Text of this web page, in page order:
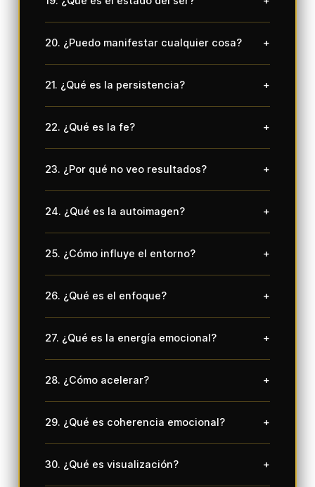
20. ¿Puedo manifestar cualquier cosa? +
21. ¿Qué es la persistencia? +
22. ¿Qué es la fe? +
23. ¿Por qué no veo resultados? +
24. ¿Qué es la autoimagen? +
25. ¿Cómo influye el entorno? +
26. ¿Qué es el enfoque? +
27. ¿Qué es la energía emocional? +
28. ¿Cómo acelerar? +
29. ¿Qué es coherencia emocional? +
30. ¿Qué es visualización? +